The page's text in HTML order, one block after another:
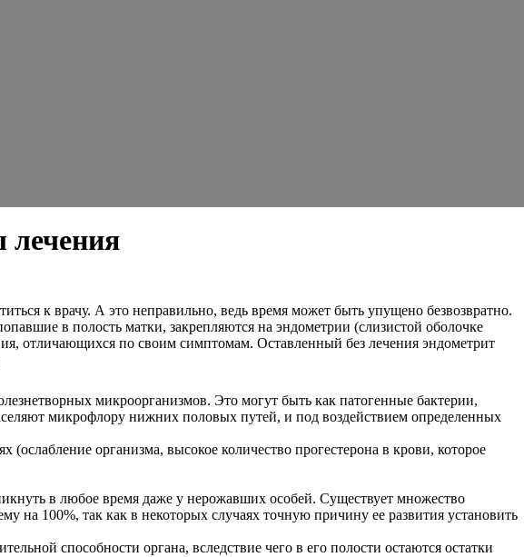
к врачу. А это неправильно, ведь время может быть упущено безвозвратно.
в полость матки, закрепляются на эндометрии (слизистой оболочке
отличающихся по своим симптомам. Оставленный без лечения эндометрит
микроорганизмов. Это могут быть как патогенные бактерии,
микрофлору нижних половых путей, и под воздействием определенных
организма, высокое количество прогестерона в крови, которое
в любое время даже у нерожавших особей. Существует множество
на 100%, так как в некоторых случаях точную причину ее развития установить
способности органа, вследствие чего в его полости остаются остатки